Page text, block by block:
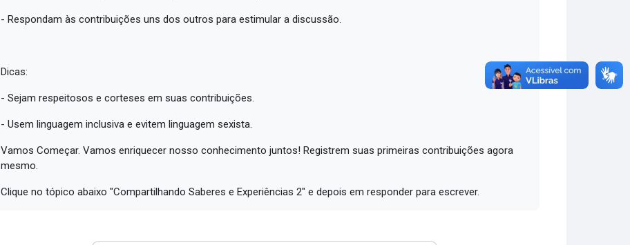
- Respondam às contribuições uns dos outros para estimular a discussão.
Dicas:
- Sejam respeitosos e corteses em suas contribuições.
- Usem linguagem inclusiva e evitem linguagem sexista.
Vamos Começar. Vamos enriquecer nosso conhecimento juntos! Registrem suas primeiras contribuições agora
mesmo.
Clique no tópico abaixo "Compartilhando Saberes e Experiências 2" e depois em responder para escrever.